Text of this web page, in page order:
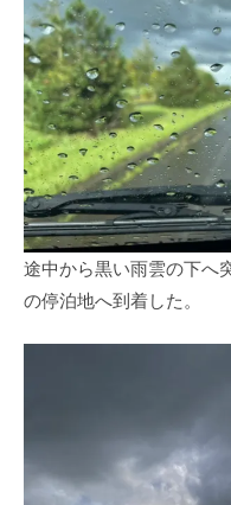
途中から黒い雨雲の下へ
の停泊地へ到着した。